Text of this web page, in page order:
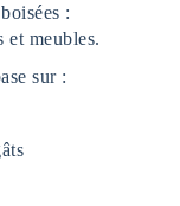
:
et meubles.
sur :